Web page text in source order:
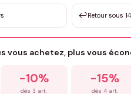
?
↩️Retour sous
vous achetez, plus vous
-10%
dès 3 art.
-15%
dès 4 art.